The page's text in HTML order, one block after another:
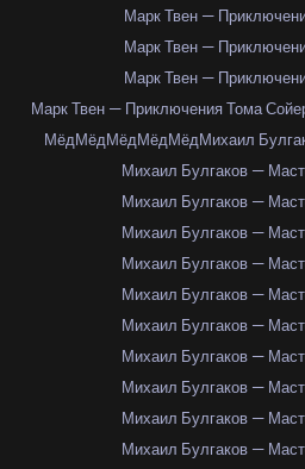
Марк Твен —
Марк Твен —
Марк Твен —
Марк Твен — Приключения Тома
МёдМёдМёдМёдМёдМихаил
Михаил Булгаков —
Михаил Булгаков —
Михаил Булгаков —
Михаил Булгаков —
Михаил Булгаков —
Михаил Булгаков —
Михаил Булгаков —
Михаил Булгаков —
Михаил Булгаков —
Михаил Булгаков —